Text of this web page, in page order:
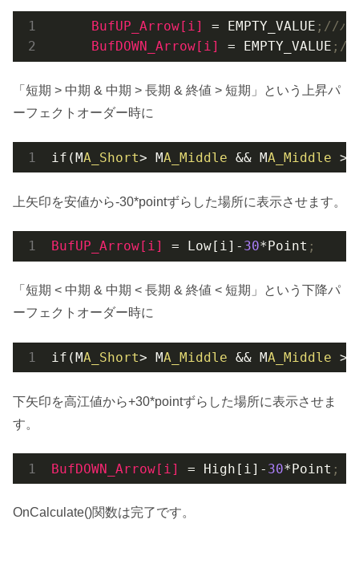
BufUP_Arrow[i] = EMPTY_VALUE ;//バ
BufDOWN_Arrow[i] = EMPTY_VALUE ;//
「短期 > 中期 & 中期 > 長期 & 終値 > 短期」という上昇パ
ーフェクトオーダー時に
if(MA_Short> MA_Middle && MA_Middle >
上矢印を安値から-30*pointずらした場所に表示させます。
BufUP_Arrow[i] = Low[i]- 30*Point ;
「短期 < 中期 & 中期 < 長期 & 終値 < 短期」という下降パ
ーフェクトオーダー時に
if(MA_Short> MA_Middle && MA_Middle >
下矢印を高江値から+30*pointずらした場所に表示させま
す。
BufDOWN_Arrow[i] = High[i]- 30*Point ;
OnCalculate()関数は完了です。